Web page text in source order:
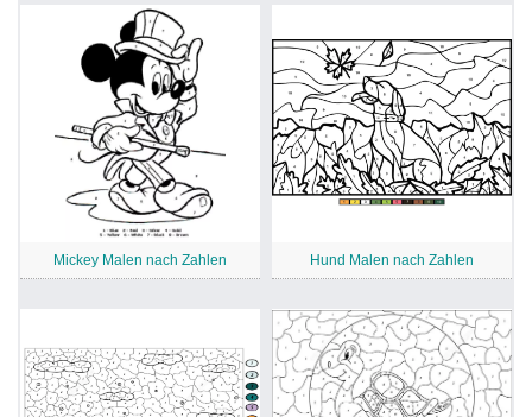
Mickey Malen nach Zahlen Hund Malen nach Zahlen